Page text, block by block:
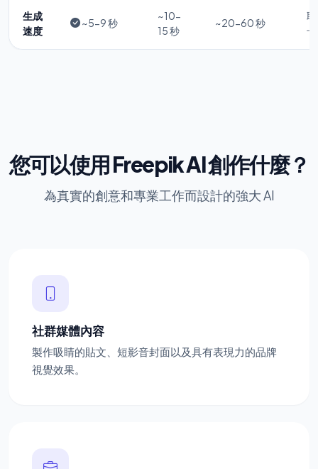
生成
速度
~5-9 秒
~10-
15 秒
~20-60 秒
您可以使用 Freepik AI 創作什麼？
為真實的創意和專業工作而設計的強大 AI
社群媒體內容
製作吸睛的貼文、短影音封面以及具有表現力的品牌
視覺效果。